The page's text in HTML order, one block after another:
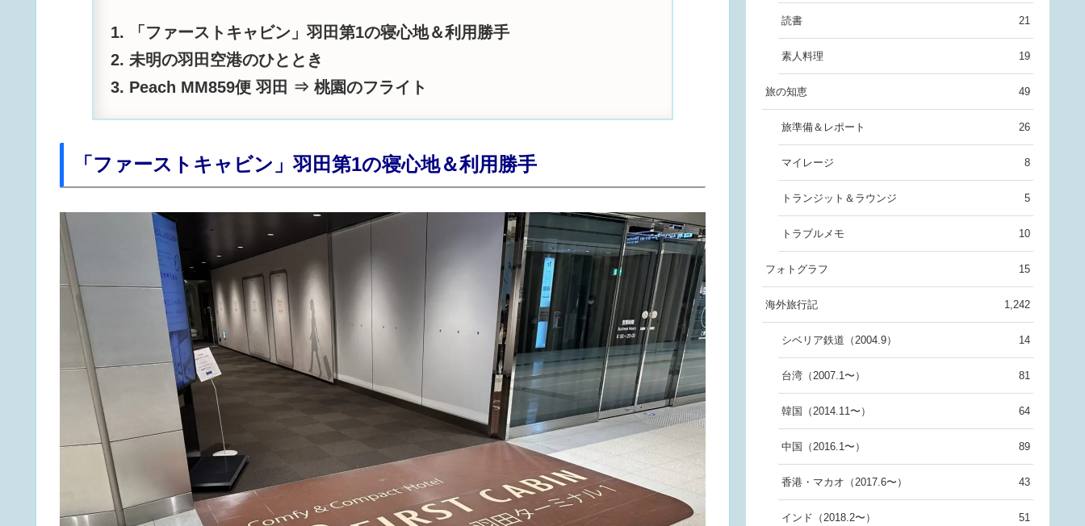
「ファーストキャビン」羽田第1の寝心地＆利用勝手
未明の羽田空港のひととき
Peach MM859便 羽田 ⇒ 桃園のフライト
「ファーストキャビン」羽田第1の寝心地＆利用勝手
読書 21
素人料理 19
旅の知恵 49
旅準備＆レポート 26
マイレージ 8
トランジット＆ラウンジ 5
トラブルメモ 10
フォトグラフ 15
海外旅行記 1,242
シベリア鉄道（2004.9） 14
台湾（2007.1〜） 81
韓国（2014.11〜） 64
中国（2016.1〜） 89
香港・マカオ（2017.6〜） 43
インド（2018.2〜） 51